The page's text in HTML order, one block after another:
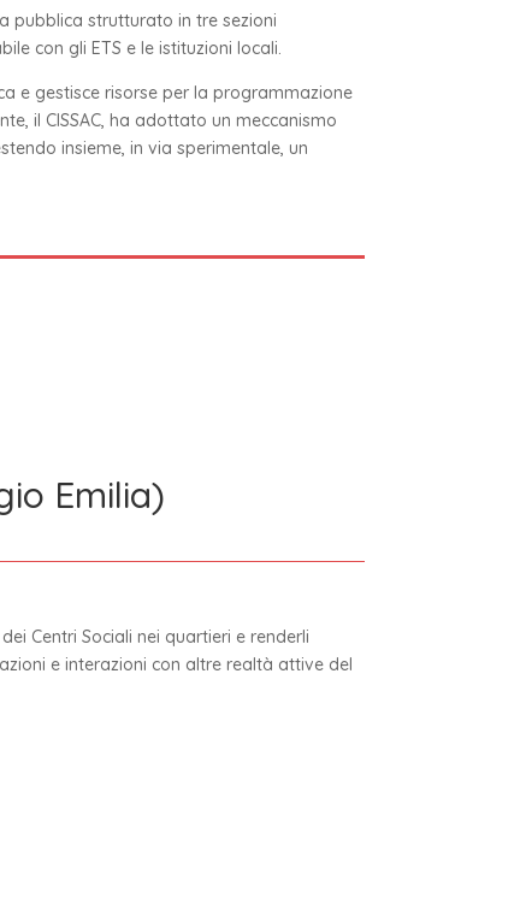
pubblica strutturato in tre sezioni
con gli ETS e le istituzioni locali.
e gestisce risorse per la programmazione
il CISSAC, ha adottato un meccanismo
insieme, in via sperimentale, un
Emilia)
Centri Sociali nei quartieri e renderli
e interazioni con altre realtà attive del